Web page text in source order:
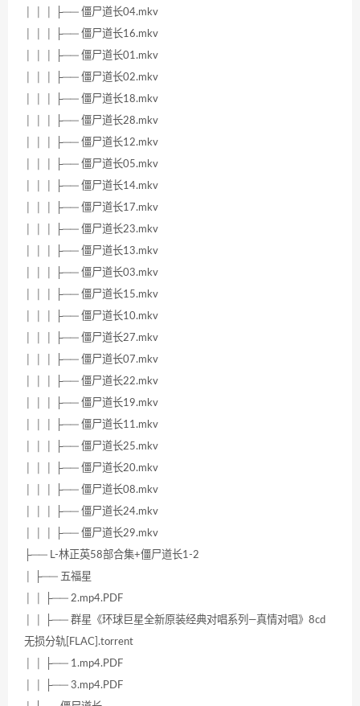
│ │ │ ├── 僵尸道长04.mkv
│ │ │ ├── 僵尸道长16.mkv
│ │ │ ├── 僵尸道长01.mkv
│ │ │ ├── 僵尸道长02.mkv
│ │ │ ├── 僵尸道长18.mkv
│ │ │ ├── 僵尸道长28.mkv
│ │ │ ├── 僵尸道长12.mkv
│ │ │ ├── 僵尸道长05.mkv
│ │ │ ├── 僵尸道长14.mkv
│ │ │ ├── 僵尸道长17.mkv
│ │ │ ├── 僵尸道长23.mkv
│ │ │ ├── 僵尸道长13.mkv
│ │ │ ├── 僵尸道长03.mkv
│ │ │ ├── 僵尸道长15.mkv
│ │ │ ├── 僵尸道长10.mkv
│ │ │ ├── 僵尸道长27.mkv
│ │ │ ├── 僵尸道长07.mkv
│ │ │ ├── 僵尸道长22.mkv
│ │ │ ├── 僵尸道长19.mkv
│ │ │ ├── 僵尸道长11.mkv
│ │ │ ├── 僵尸道长25.mkv
│ │ │ ├── 僵尸道长20.mkv
│ │ │ ├── 僵尸道长08.mkv
│ │ │ ├── 僵尸道长24.mkv
│ │ │ ├── 僵尸道长29.mkv
├── L-林正英58部合集+僵尸道长1-2
│ ├── 五福星
│ │ ├── 2.mp4.PDF
│ │ ├── 群星《环球巨星全新原装经典对唱系列—真情对唱》8cd
无损分轨[FLAC].torrent
│ │ ├── 1.mp4.PDF
│ │ ├── 3.mp4.PDF